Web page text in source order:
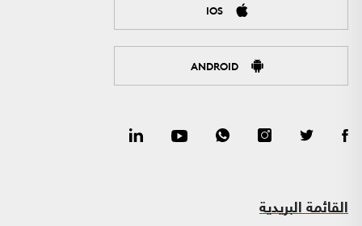
IOS
ANDROID
القائمة البريدية